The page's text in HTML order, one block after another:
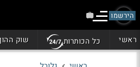
הירשמו
ראשי כל הכותרות שוק ההון